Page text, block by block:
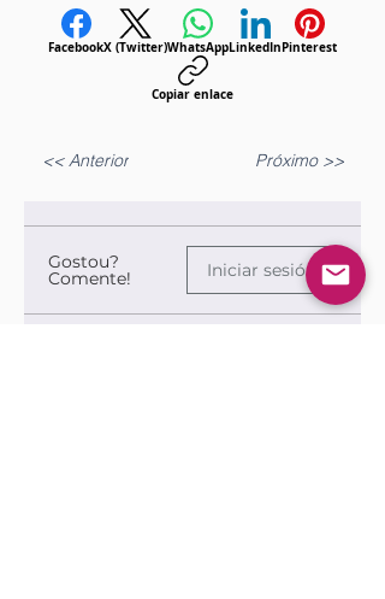
FacebookX (Twitter)WhatsAppLinkedInPinterest
Copiar enlace
<< Anterior Próximo >>
Gostou?
Comente! Iniciar sesión